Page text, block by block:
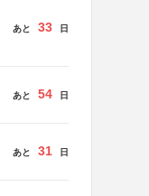
あと 33 日
あと 54 日
あと 31 日